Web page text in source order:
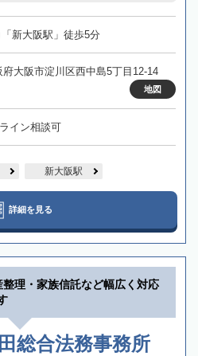
新大阪駅」徒歩5分
府大阪市淀川区西中島5丁目12-14
地図
イン相談可
新大阪駅
詳細を見る
整理・家族信託など幅広く対応
総合法務事務所